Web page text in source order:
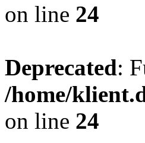
on line 24
Deprecated:
/home/
on line 24